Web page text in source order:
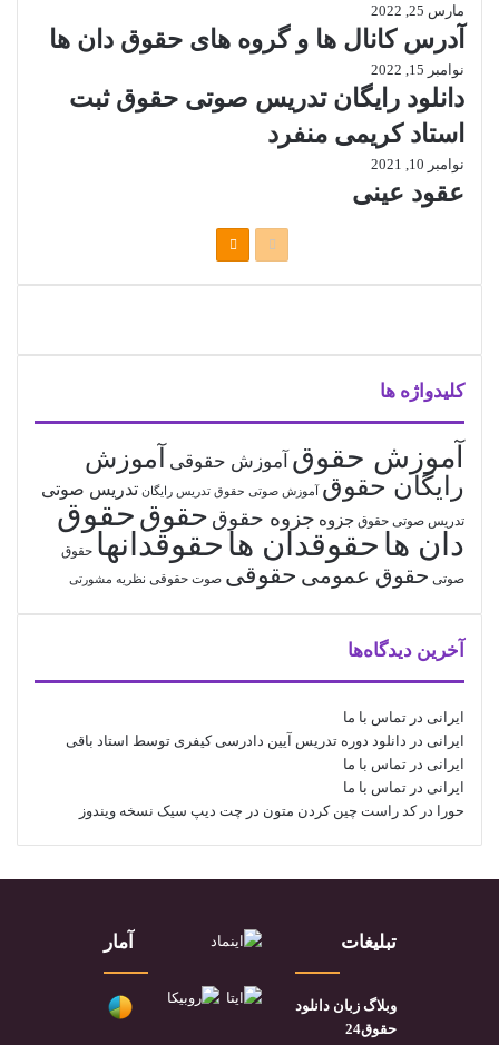
مارس 25, 2022
آدرس کانال ها و گروه های حقوق دان ها
نوامبر 15, 2022
دانلود رایگان تدریس صوتی حقوق ثبت
استاد کریمی منفرد
نوامبر 10, 2021
عقود عینی
صفحه
کلیدواژه ها
آموزش حقوق آموزش حقوقی آموزش
رایگان حقوق آموزش صوتی حقوق تدریس رایگان تدریس صوتی
تدریس صوتی حقوق جزوه جزوه حقوق حقوق حقوق
دان ها حقوقدان ها حقوقدانها حقوق
صوتی حقوق عمومی حقوقی صوت حقوقی نظریه مشورتی
آخرین دیدگاه‌ها
ایرانی در تماس با ما
ایرانی در دانلود دوره تدریس آیین دادرسی کیفری توسط استاد باقی
ایرانی در تماس با ما
ایرانی در تماس با ما
حورا درکد راست چین کردن متون در چت دیپ سیک نسخه ویندوز
تبلیغات
وبلاگ زبان دانلود
حقوق24
آمار